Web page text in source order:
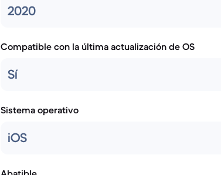
2020
Compatible con la última actualización de OS
Sí
Sistema operativo
iOS